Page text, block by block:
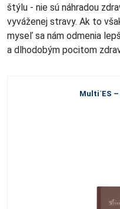
štýlu - nie sú náhradou
vyváženej stravy. Ak to
myseľ sa nám odmenia
a dlhodobým pocitom
Multi´ES